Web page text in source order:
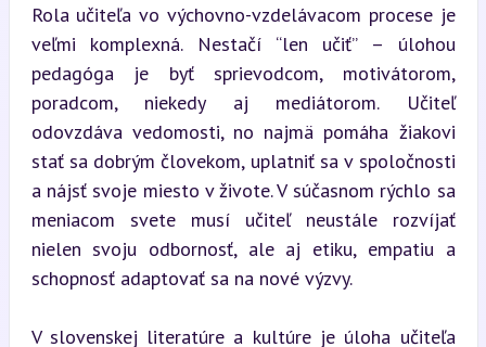
Rola učiteľa vo výchovno-vzdelávacom procese je
veľmi komplexná. Nestačí “len učiť” – úlohou
pedagóga je byť sprievodcom, motivátorom,
poradcom, niekedy aj mediátorom. Učiteľ
odovzdáva vedomosti, no najmä pomáha žiakovi
stať sa dobrým človekom, uplatniť sa v spoločnosti
a nájsť svoje miesto v živote. V súčasnom rýchlo sa
meniacom svete musí učiteľ neustále rozvíjať
nielen svoju odbornosť, ale aj etiku, empatiu a
schopnosť adaptovať sa na nové výzvy.
V slovenskej literatúre a kultúre je úloha učiteľa